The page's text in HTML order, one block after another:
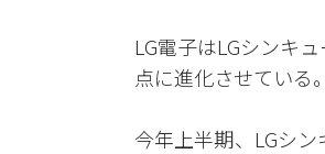
LG電子はLGシンキ
点に進化させている。
今年上半期、LGシ